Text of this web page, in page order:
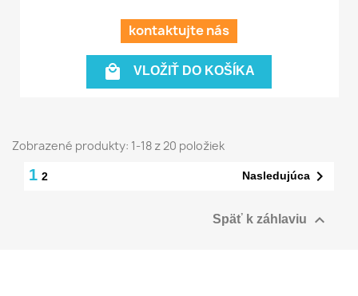
kontaktujte nás
 VLOŽIŤ DO KOŠÍKA
Zobrazené produkty: 1-18 z 20 položiek
1 2 Nasledujúca 
Späť k záhlaviu 